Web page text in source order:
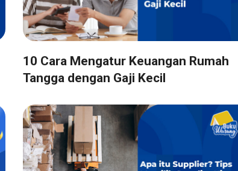
10 Cara Mengatur Keuangan Rumah
Tangga dengan Gaji Kecil